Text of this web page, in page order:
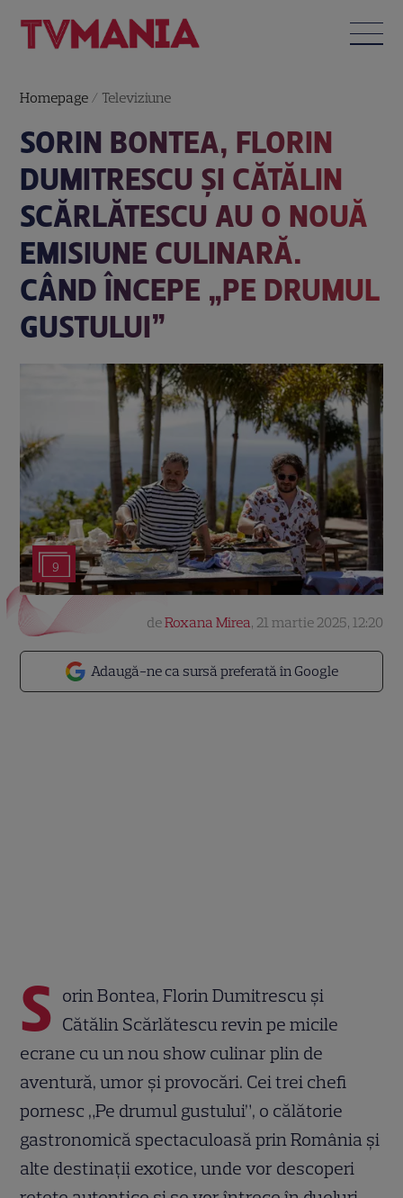
Homepage / Televiziune
SORIN BONTEA, FLORIN
DUMITRESCU ȘI CĂTĂLIN
SCĂRLĂTESCU AU O NOUĂ
EMISIUNE CULINARĂ.
CÂND ÎNCEPE „PE DRUMUL
GUSTULUI”
9
Adaugă-ne ca sursă preferată în Google
deRoxana Mirea, 21 martie 2025, 12:20
S orin Bontea, Florin Dumitrescu și
Cătălin Scărlătescu revin pe micile
ecrane cu un nou show culinar plin de
aventură, umor și provocări. Cei trei chefi
pornesc „Pe drumul gustului”, o călătorie
gastronomică spectaculoasă prin România și
alte destinații exotice, unde vor descoperi